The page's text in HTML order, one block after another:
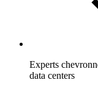
Experts
data centers